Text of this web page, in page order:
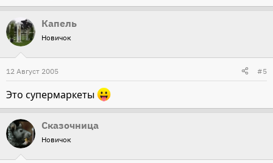
Капель
Новичок
12 Август 2005 #5
Это супермаркеты
Сказочница
Новичок